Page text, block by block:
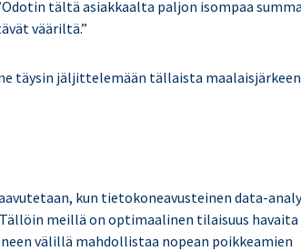
tältä asiakkaalta paljon isompaa
vääriltä.”
täysin jäljittelemään tällaista maalaisjärkeen
kun tietokoneavusteinen data-
meillä on optimaalinen tilaisuus havaita
välillä mahdollistaa nopean poikkeamien